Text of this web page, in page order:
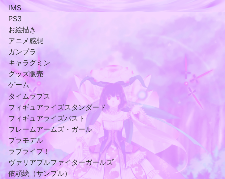
IMS
PS3
お絵描き
アニメ感想
ガンプラ
キャラグミン
グッズ販売
ゲーム
タイムラプス
フィギュアライズスタンダード
フィギュアライズバスト
フレームアームズ・ガール
プラモデル
ラブライブ！
ヴァリアブルファイターガールズ
依頼絵（サンプル）